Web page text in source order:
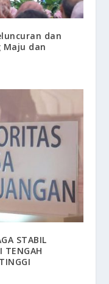
dan
Maju dan
STABIL
TENGAH